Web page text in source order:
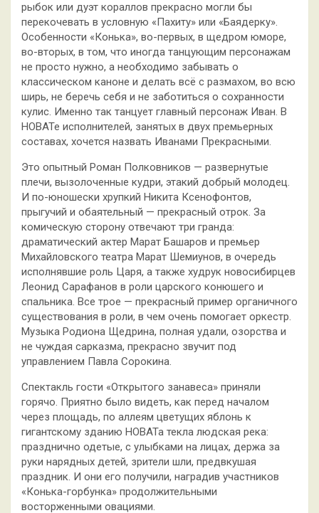
рыбок или дуэт кораллов прекрасно могли бы
перекочевать в условную «Пахиту» или «Баядерку».
Особенности «Конька», во-первых, в щедром юморе,
во-вторых, в том, что иногда танцующим персонажам
не просто нужно, а необходимо забывать о
классическом каноне и делать всё с размахом, во всю
ширь, не беречь себя и не заботиться о сохранности
кулис. Именно так танцует главный персонаж Иван. В
НОВАТе исполнителей, занятых в двух премьерных
составах, хочется назвать Иванами Прекрасными.
Это опытный Роман Полковников — развернутые
плечи, вызолоченные кудри, этакий добрый молодец.
И по-юношески хрупкий Никита Ксенофонтов,
прыгучий и обаятельный — прекрасный отрок. За
комическую сторону отвечают три гранда:
драматический актер Марат Башаров и премьер
Михайловского театра Марат Шемиунов, в очередь
исполнявшие роль Царя, а также худрук новосибирцев
Леонид Сарафанов в роли царского конюшего и
спальника. Все трое — прекрасный пример органичного
существования в роли, в чем очень помогает оркестр.
Музыка Родиона Щедрина, полная удали, озорства и
не чуждая сарказма, прекрасно звучит под
управлением Павла Сорокина.
Спектакль гости «Открытого занавеса» приняли
горячо. Приятно было видеть, как перед началом
через площадь, по аллеям цветущих яблонь к
гигантскому зданию НОВАТа текла людская река:
празднично одетые, с улыбками на лицах, держа за
руки нарядных детей, зрители шли, предвкушая
праздник. И они его получили, наградив участников
«Конька-горбунка» продолжительными
восторженными овациями.